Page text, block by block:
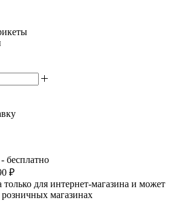
бесплатно
₽
только для интернет-магазина и может
розничных магазинах